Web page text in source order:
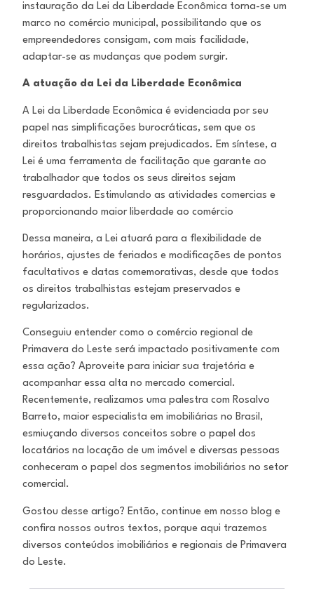
instauração da Lei da Liberdade Econômica torna-se um
marco no comércio municipal, possibilitando que os
empreendedores consigam, com mais facilidade,
adaptar-se as mudanças que podem surgir.
A atuação da Lei da Liberdade Econômica
A Lei da Liberdade Econômica é evidenciada por seu
papel nas simplificações burocráticas, sem que os
direitos trabalhistas sejam prejudicados. Em síntese, a
Lei é uma ferramenta de facilitação que garante ao
trabalhador que todos os seus direitos sejam
resguardados. Estimulando as atividades comercias e
proporcionando maior liberdade ao comércio
Dessa maneira, a Lei atuará para a flexibilidade de
horários, ajustes de feriados e modificações de pontos
facultativos e datas comemorativas, desde que todos
os direitos trabalhistas estejam preservados e
regularizados.
Conseguiu entender como o comércio regional de
Primavera do Leste será impactado positivamente com
essa ação? Aproveite para iniciar sua trajetória e
acompanhar essa alta no mercado comercial.
Recentemente, realizamos uma palestra com Rosalvo
Barreto, maior especialista em imobiliárias no Brasil,
esmiuçando diversos conceitos sobre o papel dos
locatários na locação de um imóvel e diversas pessoas
conheceram o papel dos segmentos imobiliários no setor
comercial.
Gostou desse artigo? Então, continue em nosso blog e
confira nossos outros textos, porque aqui trazemos
diversos conteúdos imobiliários e regionais de Primavera
do Leste.